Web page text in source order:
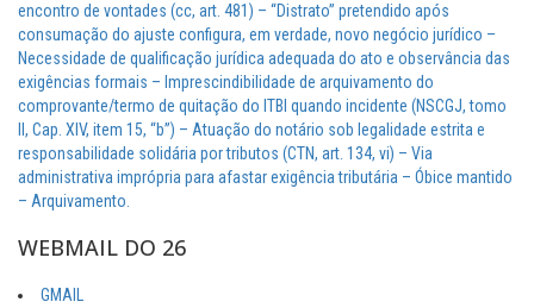
encontro de vontades (cc, art. 481) – “Distrato” pretendido após
consumação do ajuste configura, em verdade, novo negócio jurídico –
Necessidade de qualificação jurídica adequada do ato e observância das
exigências formais – Imprescindibilidade de arquivamento do
comprovante/termo de quitação do ITBI quando incidente (NSCGJ, tomo
II, Cap. XIV, item 15, “b”) – Atuação do notário sob legalidade estrita e
responsabilidade solidária por tributos (CTN, art. 134, vi) – Via
administrativa imprópria para afastar exigência tributária – Óbice mantido
– Arquivamento.
WEBMAIL DO 26
GMAIL